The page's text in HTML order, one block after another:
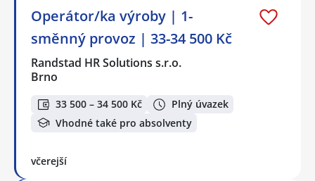
Operátor/ka výroby | 1-
směnný provoz | 33-34 500 Kč
Randstad HR Solutions s.r.o.
Brno
33 500 – 34 500 Kč
Plný úvazek
Vhodné také pro absolventy
včerejší